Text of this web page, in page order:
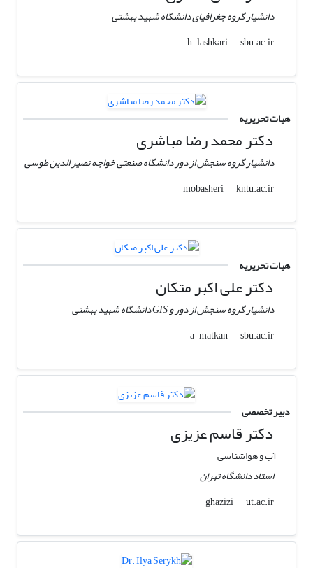
دانشیار گروه جغرافیای دانشگاه شهید بهشتی
h-lashkari
sbu.ac.ir
هیات تحریریه
دکتر محمد رضا مباشری
دانشیار گروه سنجش از دور دانشگاه صنعتی خواجه نصیر الدین طوسی
mobasheri
kntu.ac.ir
هیات تحریریه
دکتر علی اکبر متکان
دانشیار گروه سنجش از دور و GIS دانشگاه شهید بهشتی
a-matkan
sbu.ac.ir
دبیر تخصصی
دکتر قاسم عزیزی
آب و هواشناسی
استاد دانشگاه تهران
ghazizi
ut.ac.ir